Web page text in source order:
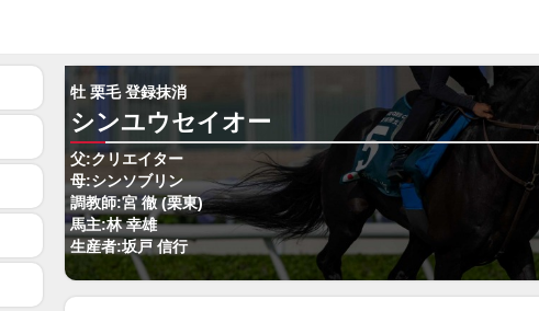
牡 栗毛 登録抹消
シンユウセイオー
父:クリエイター
母:シンソブリン
調教師:宮 徹 (栗東)
馬主:林 幸雄
生産者:坂戸 信行